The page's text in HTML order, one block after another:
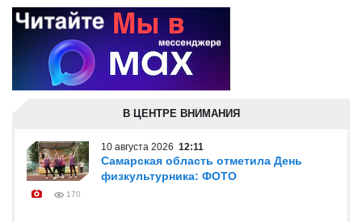
В ЦЕНТРЕ ВНИМАНИЯ
10 августа 2026 12:11
Самарская область отметила День
физкультурника: ФОТО
170